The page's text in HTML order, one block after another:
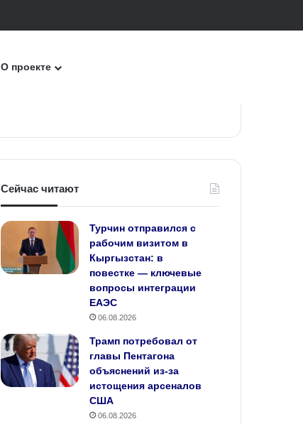
О проекте
Сейчас читают
Турчин отправился с
рабочим визитом в
Кыргызстан: в
повестке — ключевые
вопросы интеграции
ЕАЭС
06.08.2026
Трамп потребовал от
главы Пентагона
объяснений из‑за
истощения арсеналов
США
06.08.2026